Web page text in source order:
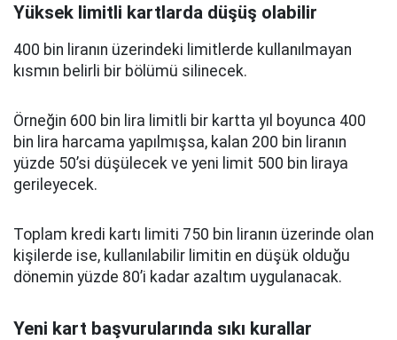
Yüksek limitli kartlarda düşüş olabilir
400 bin liranın üzerindeki limitlerde kullanılmayan
kısmın belirli bir bölümü silinecek.
Örneğin 600 bin lira limitli bir kartta yıl boyunca 400
bin lira harcama yapılmışsa, kalan 200 bin liranın
yüzde 50’si düşülecek ve yeni limit 500 bin liraya
gerileyecek.
Toplam kredi kartı limiti 750 bin liranın üzerinde olan
kişilerde ise, kullanılabilir limitin en düşük olduğu
dönemin yüzde 80’i kadar azaltım uygulanacak.
Yeni kart başvurularında sıkı kurallar